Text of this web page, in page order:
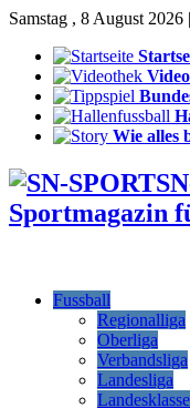
Samstag , 8 August 2026
Wie alles
Sportmagazin
Fussball
Regionalliga
Oberliga
Verbandsliga
Landesliga
Landesklasse